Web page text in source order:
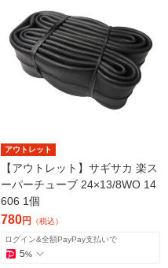
アウトレット
【アウトレット】サギサカ 楽ス
ーパーチューブ 24×13/8WO 14
606 1個
780円 （税込）
ログイン&全額PayPay支払いで
5%